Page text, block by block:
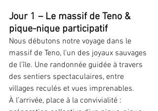
Jour 1 – Le massif de Teno &
pique-nique participatif
Nous débutons notre voyage dans le
massif de Teno, l'un des joyaux sauvages
de l'île. Une randonnée guidée à travers
des sentiers spectaculaires, entre
villages reculés et vues imprenables.
À l’arrivée, place à la convivialité :